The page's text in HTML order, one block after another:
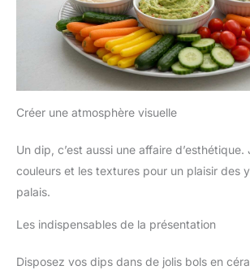
Créer une atmosphère visuelle
Un dip, c’est aussi une affaire
couleurs et les textures pour un plaisir des
palais.
Les indispensables de la présentation
Disposez vos dips dans de jolis bols en